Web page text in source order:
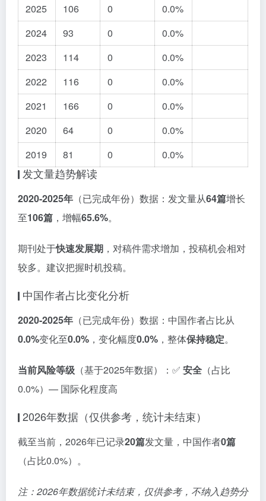
2025 106 0
0.0%
2024
93 0
0.0%
2023
114 0
0.0%
2022
116 0
0.0%
2021
166 0
0.0%
2020
64 0
0.0%
2019
81 0 0.0%
发文量趋势解读
2020-2025年 （已完成年份）数据：发文量从64篇增长
至106篇 ，增幅65.6%。
期刊处于快速发展期 ，对稿件需求增加，投稿机会相对
较多。建议把握时机投稿。
中国作者占比变化分析
2020-2025年 （已完成年份）数据：中国作者占比从
0.0%变化至0.0% ，变化幅度0.0% ，整体保持稳定。
当前风险等级 （基于2025年数据）：✅ 安全 （占比
0.0%）— 国际化程度高
2026年数据（仅供参考，统计未结束）
截至当前，2026年已记录20篇发文量，中国作者0篇
（占比0.0%）。
注：2026年数据统计未结束，仅供参考，不纳入趋势分